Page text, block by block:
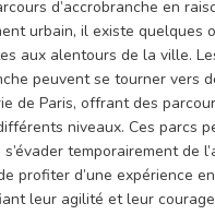
d’accrobranche en
urbain, il existe quelques
aux alentours de la ville.
peuvent se tourner vers
de Paris, offrant des
niveaux. Ces parcs
temporairement de
profiter d’une expérience
leur agilité et leur